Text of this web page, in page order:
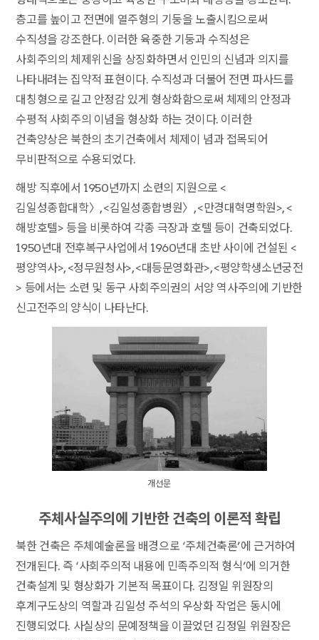
층고를 높이고 전면에 열주형의 기둥을 노출시킴으로써
수직성을 강조한다. 이러한 육중한 기둥과 수직성은
사회주의의 체제위신을 상징화하면서 인민의 신념과 의지를
나타내려는 집약적 표현이다. 수직성과 더불어 전면 파사드를
대칭형으로 길고 안정감 있게 형상화함으로써 체제의 안정과
수평적 사회주의 이념을 형상화 하는 것이다. 이러한
건축양상은 북한의 초기건축에서 체제이 념과 접목되어
무비판적으로 수용되었다.
해방 직후에서 1950년까지 소련의 지원으로 <
김일성종합대학〉, <김일성종합병원〉, <만경대혁명학원>, <
해방호텔> 등을 비롯하여 각종 극장과 호텔 등이 건축되었다.
1950년대 전후복구사업에서 1960년대 초반 사이에 건설된 <
평양역사>, <정무원청사>, <대등문영화관>, <평양학생소년궁전
> 등에서는 소련 및 동구 사회주의권의 서양 역사주의에 기반한
신고전주의 양식이 나타난다.
개선문
주체사실주의에 기반한 건축의 이론적 확립
북한 건축은 주체예술론을 배경으로 ‘주체건축론’에 근거하여
전개된다. 즉 ‘사회주의적 내용에 민족주의적 형식’에 의거한
건축설계 및 형상화가 기본적 목표이다. 김정일 위원장의
후계구도상의 역할과 김일성 주석의 우상화 작업은 동시에
진행되었다. 사실상의 문예정책을 이끌었던 김정일 위원장은